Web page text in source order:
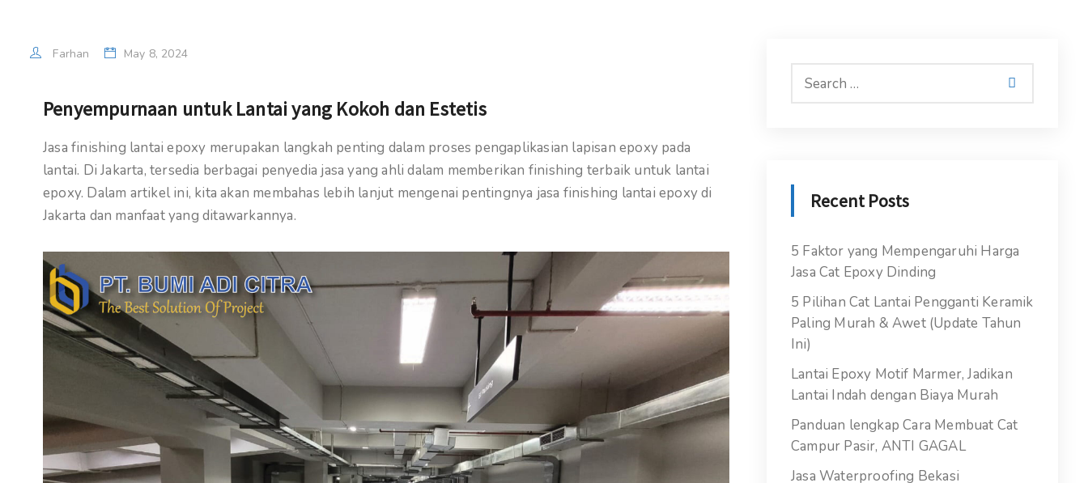
Farhan May 8, 2024
Penyempurnaan untuk Lantai yang Kokoh dan Estetis
Jasa finishing lantai epoxy merupakan langkah penting dalam proses pengaplikasian lapisan epoxy pada
lantai. Di Jakarta, tersedia berbagai penyedia jasa yang ahli dalam memberikan finishing terbaik untuk lantai
epoxy. Dalam artikel ini, kita akan membahas lebih lanjut mengenai pentingnya jasa finishing lantai epoxy di
Jakarta dan manfaat yang ditawarkannya.
Recent Posts
5 Faktor yang Mempengaruhi Harga
Jasa Cat Epoxy Dinding
5 Pilihan Cat Lantai Pengganti Keramik
Paling Murah & Awet (Update Tahun
Ini)
Lantai Epoxy Motif Marmer, Jadikan
Lantai Indah dengan Biaya Murah
Panduan lengkap Cara Membuat Cat
Campur Pasir, ANTI GAGAL
Jasa Waterproofing Bekasi